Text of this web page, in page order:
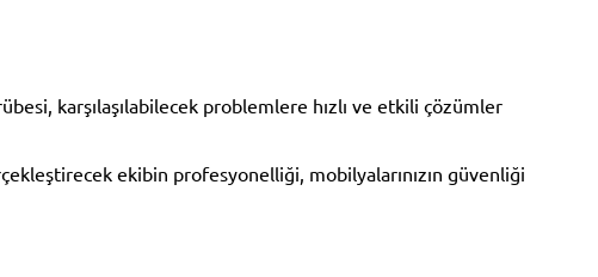
karşılaşılabilecek problemlere hızlı ve etkili çözümler
ekibin profesyonelliği, mobilyalarınızın güvenliği